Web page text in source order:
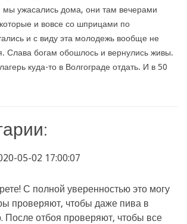
мы ужасались дома, они там вечерами
и вовсе со шприцами по
и с виду эта молодежь вообще не
Слава богам обошлось и вернулись живы.
куда-то в Волгограде отдать. И в 50
05-02 17:00:07
С полной уверенностью это могу
проверяют, чтобы даже пива в
После отбоя проверяют, чтобы все